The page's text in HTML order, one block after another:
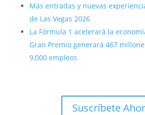
Más entradas y nuevas
de Las Vegas 2026
La Fórmula 1 acelerará la
Gran Premio generará 467
9,000 empleos
Suscríbete